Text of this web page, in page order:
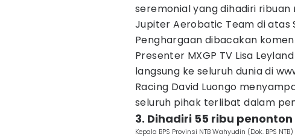
seremonial yang dihadiri
Jupiter Aerobatic Team di atas
Penghargaan dibacakan
Presenter MXGP TV Lisa
langsung ke seluruh dunia di
Racing David Luongo
seluruh pihak terlibat dalam
3. Dihadiri 55 ribu penonton
Kepala BPS Provinsi NTB Wahyudin (Dok. BPS NTB)